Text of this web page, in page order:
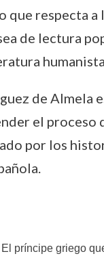
que respecta
de lectura
de Almela
el proceso
por los
príncipe griego